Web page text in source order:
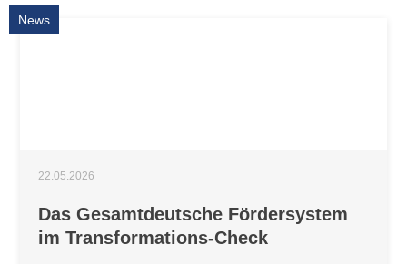
News
22.05.2026
Das Gesamtdeutsche Fördersystem
im Transformations-Check